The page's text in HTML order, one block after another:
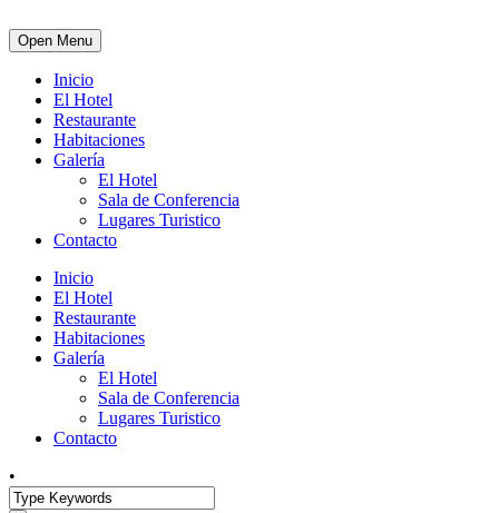
Open Menu
Inicio
El Hotel
Restaurante
Habitaciones
Galería
El Hotel
Sala de Conferencia
Lugares Turistico
Contacto
Inicio
El Hotel
Restaurante
Habitaciones
Galería
El Hotel
Sala de Conferencia
Lugares Turistico
Contacto
•